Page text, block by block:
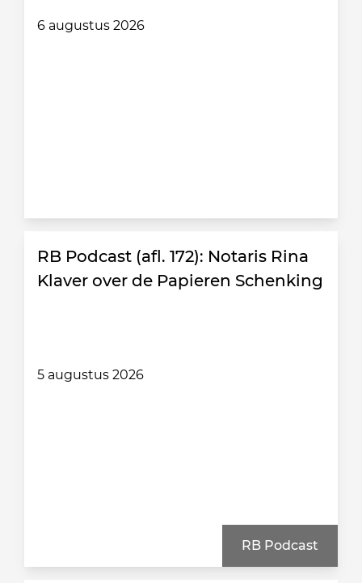
6 augustus 2026
RB Podcast (afl. 172): Notaris Rina
Klaver over de Papieren Schenking
5 augustus 2026
RB Podcast